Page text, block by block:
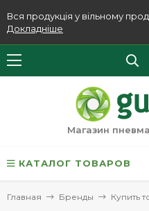
Вся продукція у вільному
Докладніше
Магазин
КАТАЛОГ ТОВАРОВ
Главная Бренды Купить